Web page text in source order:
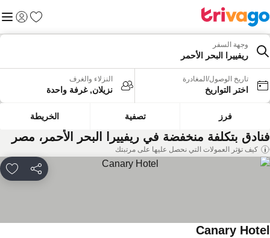
المفضلة
تسجيل
وجهة السفر
ريفييرا البحر الأحمر
تاريخ الوصول/المغادرة
اختر التواريخ
النزلاء والغرف
نزيلان, غرفة واحدة
فرز تصفية الخريطة
بتكلفة منخفضة في ريفييرا البحر الأحمر، مصر
كيف تؤثر العمولات التي نحصل عليها على مرتبتك
مشاركة
Canary